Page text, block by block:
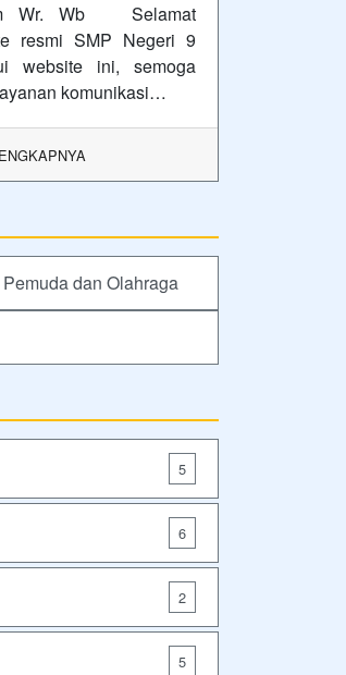
Wr. Wb Selamat
resmi SMP Negeri 9
website ini, semoga
komunikasi…
dan Olahraga
5
6
2
5